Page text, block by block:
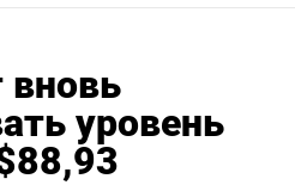
уровень